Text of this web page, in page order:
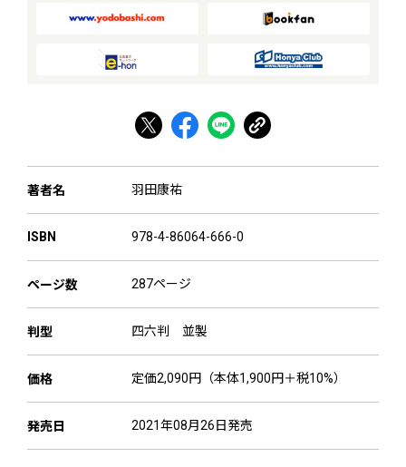
著者名 羽田康祐
ISBN 978-4-86064-666-0
ページ数 287ページ
判型 四六判 並製
価格 定価2,090円（本体1,900円＋税10%）
発売日 2021年08月26日発売